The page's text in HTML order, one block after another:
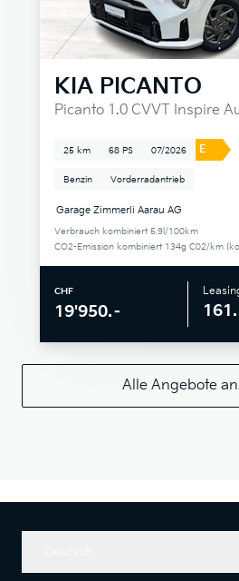
KIA PICANTO
Picanto 1.0 CVVT Inspire
25 km 68 PS 07/2026 E
Benzin Vorderradantrieb
Garage Zimmerli Aarau AG
Verbrauch kombiniert 5.9l/100km
CO2-Emission kombiniert 134g C02/km
CHF
19'950.–
Alle Angebote